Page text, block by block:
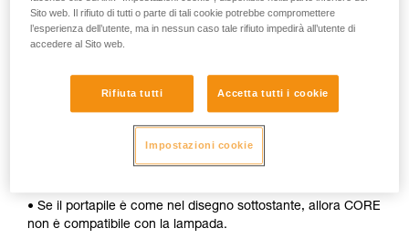
Per sapere se la lampada è compatibile con la batteria
ricaricabile CORE, esiste un semplice modo:
1. Aprire la lampada.
2. Rimuovere le pile.
3. Osservare l’interno del portapile.
• Se il portapile è come nel disegno sottostante, allora CORE
non è compatibile con la lampada.
Sito web. Il rifiuto di tutti o parte di tali cookie potrebbe compromettere
l’esperienza dell’utente, ma in nessun caso tale rifiuto impedirà all’utente di
accedere al Sito web.
Rifiuta tutti Accetta tutti i cookie
Impostazioni cookie